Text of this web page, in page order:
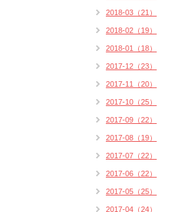
2018-03（21）
2018-02（19）
2018-01（18）
2017-12（23）
2017-11（20）
2017-10（25）
2017-09（22）
2017-08（19）
2017-07（22）
2017-06（22）
2017-05（25）
2017-04（24）